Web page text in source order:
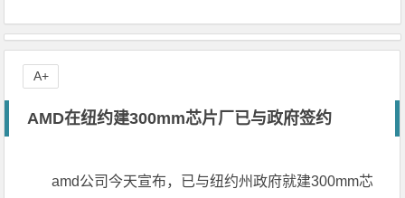
AMD在纽约建300mm芯片厂已与政府签约
amd公司今天宣布，已与纽约州政府就建300mm芯
A+